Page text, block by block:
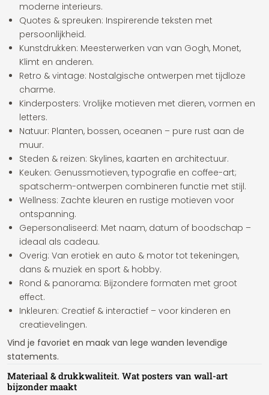
moderne interieurs.
Quotes & spreuken: Inspirerende teksten met
persoonlijkheid.
Kunstdrukken: Meesterwerken van van Gogh, Monet,
Klimt en anderen.
Retro & vintage: Nostalgische ontwerpen met tijdloze
charme.
Kinderposters: Vrolijke motieven met dieren, vormen en
letters.
Natuur: Planten, bossen, oceanen – pure rust aan de
muur.
Steden & reizen: Skylines, kaarten en architectuur.
Keuken: Genussmotieven, typografie en coffee-art;
spatscherm-ontwerpen combineren functie met stijl.
Wellness: Zachte kleuren en rustige motieven voor
ontspanning.
Gepersonaliseerd: Met naam, datum of boodschap –
ideaal als cadeau.
Overig: Van erotiek en auto & motor tot tekeningen,
dans & muziek en sport & hobby.
Rond & panorama: Bijzondere formaten met groot
effect.
Inkleuren: Creatief & interactief – voor kinderen en
creatievelingen.
Vind je favoriet en maak van lege wanden levendige
statements.
Materiaal & drukkwaliteit. Wat posters van wall-art
bijzonder maakt